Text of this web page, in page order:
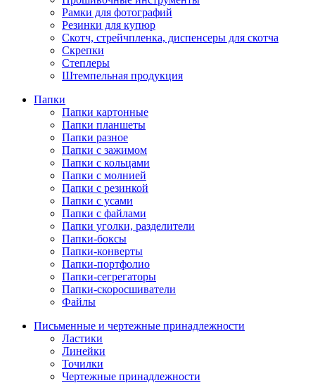
Рамки для фотографий
Резинки для купюр
Скотч, стрейчпленка, диспенсеры для скотча
Скрепки
Степлеры
Штемпельная продукция
Папки
Папки картонные
Папки планшеты
Папки разное
Папки с зажимом
Папки с кольцами
Папки с молнией
Папки с резинкой
Папки с усами
Папки с файлами
Папки уголки, разделители
Папки-боксы
Папки-конверты
Папки-портфолио
Папки-сегрегаторы
Папки-скоросшиватели
Файлы
Письменные и чертежные принадлежности
Ластики
Линейки
Точилки
Чертежные принадлежности